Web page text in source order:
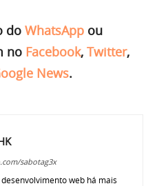
do WhatsApp ou
no Facebook, Twitter,
News.
sabotag3x
web há mais